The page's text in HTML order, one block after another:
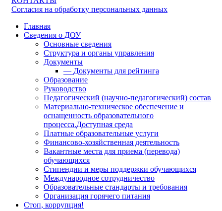
Согласия на обработку персональных данных
Главная
Сведения о ДОУ
Основные сведения
Структура и органы управления
Документы
— Документы для рейтинга
Образование
Руководство
Педагогический (научно-педагогический) состав
Материально-техническое обеспечение и
оснащенность образовательного
процесса.Доступная среда
Платные образовательные услуги
Финансово-хозяйственная деятельность
Вакантные места для приема (перевода)
обучающихся
Стипендии и меры поддержки обучающихся
Международное сотрудничество
Образовательные стандарты и требования
Организация горячего питания
Стоп, коррупция!